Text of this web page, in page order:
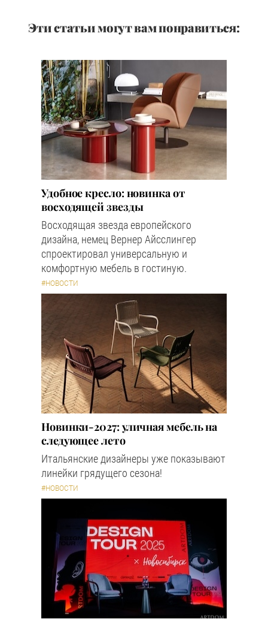
Эти статьи могут вам понравиться:
Удобное кресло: новинка от
восходящей звезды
Восходящая звезда европейского
дизайна, немец Вернер Айсслингер
спроектировал универсальную и
комфортную мебель в гостиную.
#НОВОСТИ
Новинки-2027: уличная мебель на
следующее лето
Итальянские дизайнеры уже показывают
линейки грядущего сезона!
#НОВОСТИ